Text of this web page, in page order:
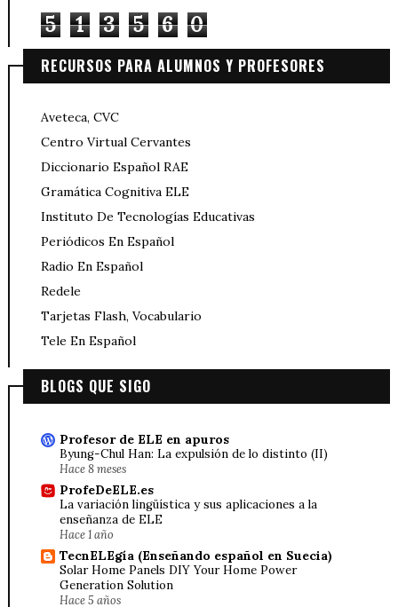
5 1 3 5 6 0
RECURSOS PARA ALUMNOS Y PROFESORES
Aveteca, CVC
Centro Virtual Cervantes
Diccionario Español RAE
Gramática Cognitiva ELE
Instituto De Tecnologías Educativas
Periódicos En Español
Radio En Español
Redele
Tarjetas Flash, Vocabulario
Tele En Español
BLOGS QUE SIGO
Profesor de ELE en apuros
Byung-Chul Han: La expulsión de lo distinto (II)
Hace 8 meses
ProfeDeELE.es
La variación lingüística y sus aplicaciones a la
enseñanza de ELE
Hace 1 año
TecnELEgía (Enseñando español en Suecia)
Solar Home Panels DIY Your Home Power
Generation Solution
Hace 5 años